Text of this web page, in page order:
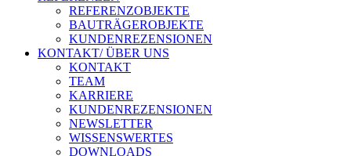
REFERENZOBJEKTE
BAUTRÄGEROBJEKTE
KUNDENREZENSIONEN
KONTAKT/ ÜBER UNS
KONTAKT
TEAM
KARRIERE
KUNDENREZENSIONEN
NEWSLETTER
WISSENSWERTES
DOWNLOADS